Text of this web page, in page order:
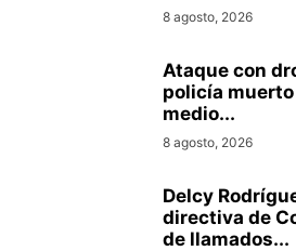
8 agosto, 2026
Ataque con
policía muerto
medio...
8 agosto, 2026
Delcy
directiva de
de llamados...